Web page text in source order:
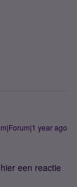
year ago
een reactie